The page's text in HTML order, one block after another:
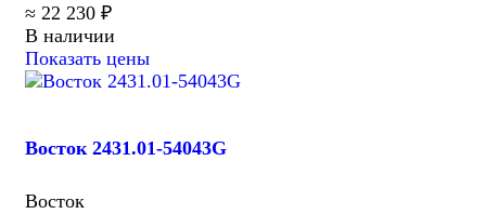
≈ 22 230 ₽
В наличии
Показать цены
Восток 2431.01-54043G
Восток